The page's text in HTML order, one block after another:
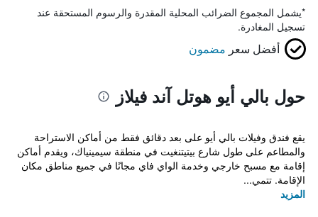
*يشمل المجموع الضرائب المحلية المقدرة والرسوم المستحقة عند
تسجيل المغادرة.
أفضل سعر مضمون
حول بالي أيو هوتل آند فيلاز
يقع فندق وفيلات بالي أيو على بعد دقائق فقط من أماكن الاستراحة
والمطاعم على طول شارع بيتيتنغيت في منطقة سيمينياك، ويقدم أماكن
إقامة مع مسبح خارجي وخدمة الواي فاي مجانًا في جميع مناطق مكان
الإقامة. تتمي...
المزيد